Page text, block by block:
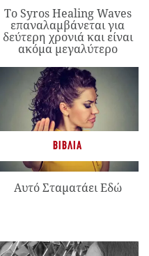
Το Syros Healing Waves
επαναλαμβάνεται για
δεύτερη χρονιά και είναι
ακόμα μεγαλύτερο
ΒΙΒΛΊΑ
Αυτό Σταματάει Εδώ